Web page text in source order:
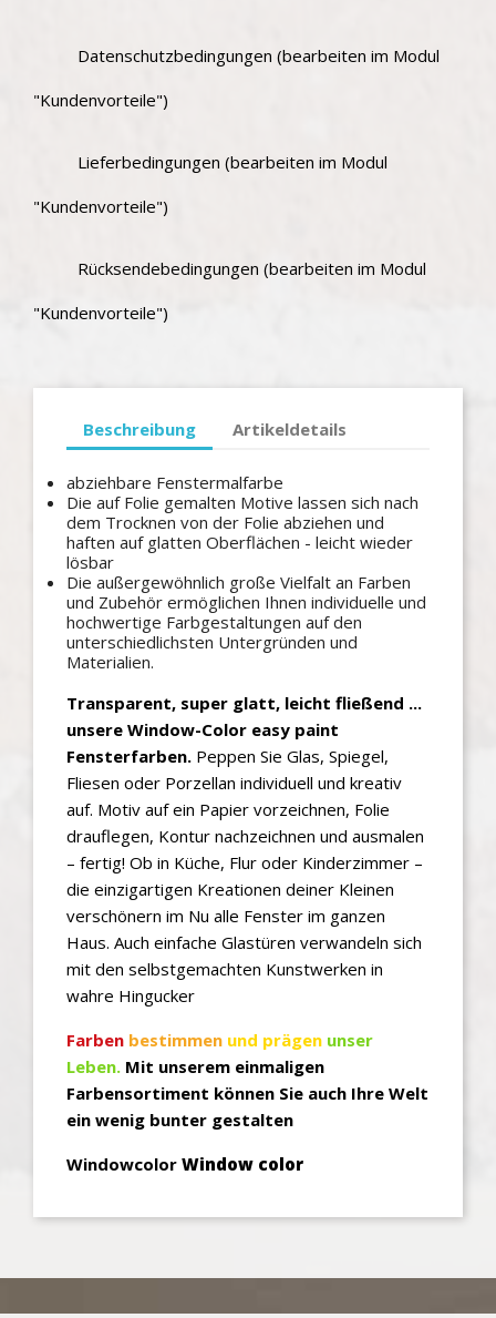
Datenschutzbedingungen (bearbeiten im Modul
"Kundenvorteile")
Lieferbedingungen (bearbeiten im Modul
"Kundenvorteile")
Rücksendebedingungen (bearbeiten im Modul
"Kundenvorteile")
Beschreibung Artikeldetails
abziehbare Fenstermalfarbe
Die auf Folie gemalten Motive lassen sich nach
dem Trocknen von der Folie abziehen und
haften auf glatten Oberflächen - leicht wieder
lösbar
Die außergewöhnlich große Vielfalt an Farben
und Zubehör ermöglichen Ihnen individuelle und
hochwertige Farbgestaltungen auf den
unterschiedlichsten Untergründen und
Materialien.
Transparent, super glatt, leicht fließend ...
unsere Window-Color easy paint
Fensterfarben. Peppen Sie Glas, Spiegel,
Fliesen oder Porzellan individuell und kreativ
auf. Motiv auf ein Papier vorzeichnen, Folie
drauflegen, Kontur nachzeichnen und ausmalen
– fertig! Ob in Küche, Flur oder Kinderzimmer –
die einzigartigen Kreationen deiner Kleinen
verschönern im Nu alle Fenster im ganzen
Haus. Auch einfache Glastüren verwandeln sich
mit den selbstgemachten Kunstwerken in
wahre Hingucker
Farben bestimmen und prägen unser
Leben. Mit unserem einmaligen
Farbensortiment können Sie auch Ihre Welt
ein wenig bunter gestalten
Windowcolor Window color